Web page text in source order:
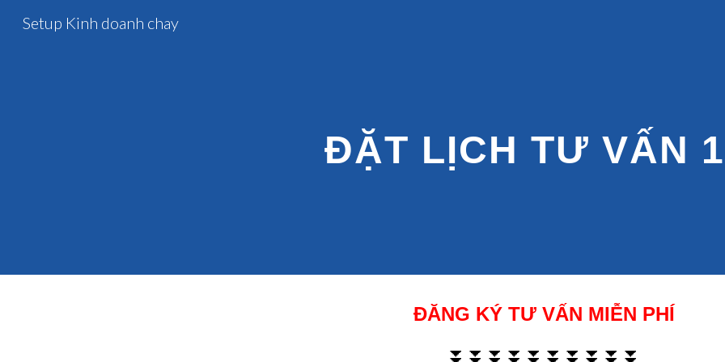
Setup Kinh doanh chay
ĐẶT LỊCH TƯ VẤN
ĐĂNG KÝ TƯ VẤN MIỄN PHÍ
⏬⏬⏬⏬⏬⏬⏬⏬⏬⏬